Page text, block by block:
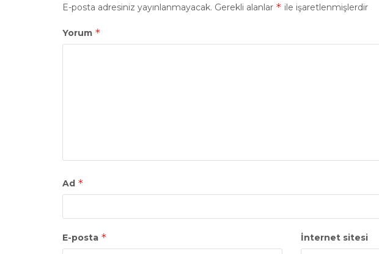
E-posta adresiniz yayınlanmayacak. Gerekli alanlar * ile işaretlenmişlerdir
Yorum *
Ad *
E-posta * İnternet sitesi